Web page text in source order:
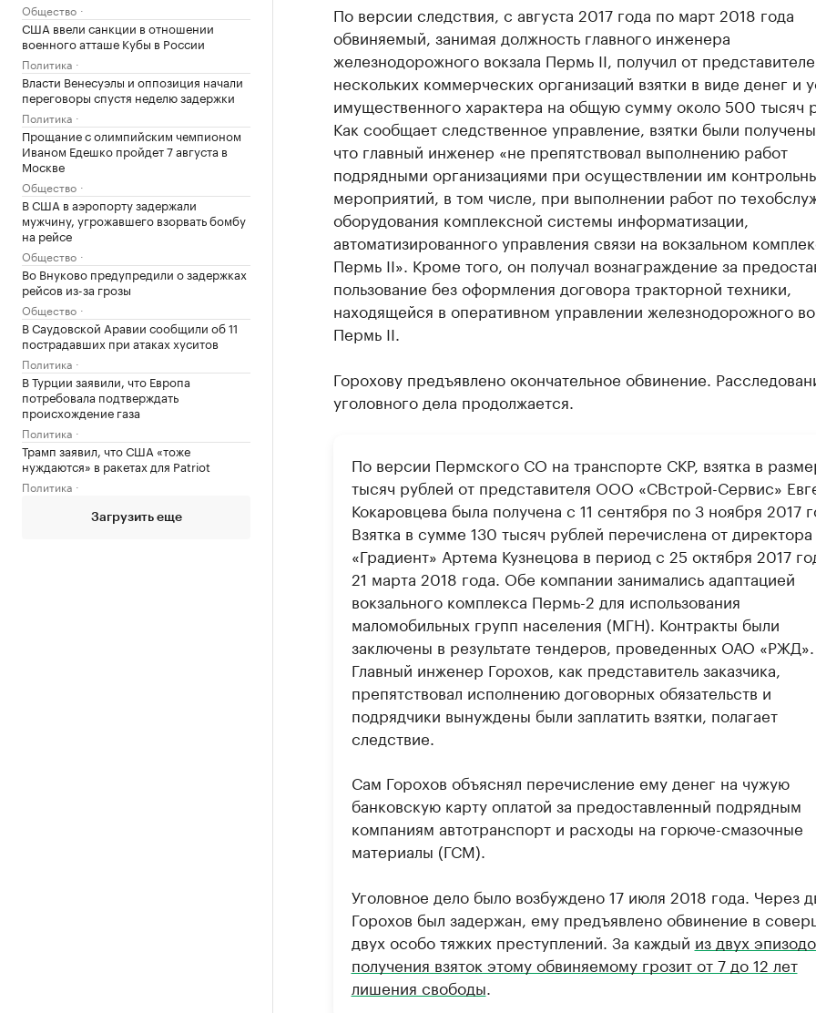
Общество
США ввели санкции в отношении
военного атташе Кубы в России
Политика
Власти Венесуэлы и оппозиция начали
переговоры спустя неделю задержки
Политика
Прощание с олимпийским чемпионом
Иваном Едешко пройдет 7 августа в
Москве
Общество
В США в аэропорту задержали
мужчину, угрожавшего взорвать бомбу
на рейсе
Общество
Во Внуково предупредили о задержках
рейсов из-за грозы
Общество
В Саудовской Аравии сообщили об 11
пострадавших при атаках хуситов
Политика
В Турции заявили, что Европа
потребовала подтверждать
происхождение газа
Политика
Трамп заявил, что США «тоже
нуждаются» в ракетах для Patriot
Политика
Загрузить еще
По версии следствия, с августа 2017 года по март 2018 года
обвиняемый, занимая должность главного инженера
железнодорожного вокзала Пермь II, получил от
нескольких коммерческих организаций взятки в виде денег и
имущественного характера на общую сумму около 500 тысяч
Как сообщает следственное управление, взятки были
что главный инженер «не препятствовал выполнению работ
подрядными организациями при осуществлении им
мероприятий, в том числе, при выполнении работ по
оборудования комплексной системы информатизации,
автоматизированного управления связи на вокзальном
Пермь II». Кроме того, он получал вознаграждение за
пользование без оформления договора тракторной техники,
находящейся в оперативном управлении железнодорожного
Пермь II.
Горохову предъявлено окончательное обвинение.
уголовного дела продолжается.
По версии Пермского СО на транспорте СКР, взятка в
тысяч рублей от представителя ООО «СВстрой-Сервис»
Кокаровцева была получена с 11 сентября по 3 ноября 2017
Взятка в сумме 130 тысяч рублей перечислена от
«Градиент» Артема Кузнецова в период с 25 октября 2017
21 марта 2018 года. Обе компании занимались адаптацией
вокзального комплекса Пермь-2 для использования
маломобильных групп населения (МГН). Контракты были
заключены в результате тендеров, проведенных ОАО «РЖД».
Главный инженер Горохов, как представитель заказчика,
препятствовал исполнению договорных обязательств и
подрядчики вынуждены были заплатить взятки, полагает
следствие.
Сам Горохов объяснял перечисление ему денег на чужую
банковскую карту оплатой за предоставленный подрядным
компаниям автотранспорт и расходы на горюче-смазочные
материалы (ГСМ).
Уголовное дело было возбуждено 17 июля 2018 года. Через
Горохов был задержан, ему предъявлено обвинение в
двух особо тяжких преступлений. За каждый из двух
получения взяток этому обвиняемому грозит от 7 до 12 лет
лишения свободы